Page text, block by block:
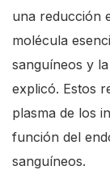
una reducción
molécula
sanguíneos y
explicó. Estos
plasma de los
función del
sanguíneos.